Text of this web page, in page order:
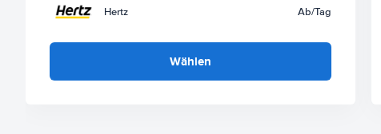
Hertz Ab/Tag
Wählen